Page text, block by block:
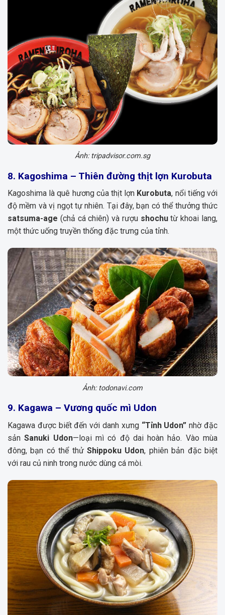
Ảnh: tripadvisor.com.sg
8. Kagoshima – Thiên đường thịt lợn Kurobuta
Kagoshima là quê hương của thịt lợn Kurobuta, nổi tiếng với
độ mềm và vị ngọt tự nhiên. Tại đây, bạn có thể thưởng thức
satsuma-age (chả cá chiên) và rượu shochutừ khoai lang,
một thức uống truyền thống đặc trưng của tỉnh.
Ảnh: todonavi.com
9. Kagawa – Vương quốc mì Udon
Kagawa được biết đến với danh xưng “Tỉnh Udon” nhờ đặc
sảnSanuki Udon—loại mì có độ dai hoàn hảo. Vào mùa
đông, bạn có thể thử Shippoku Udon, phiên bản đặc biệt
với rau củ ninh trong nước dùng cá mòi.